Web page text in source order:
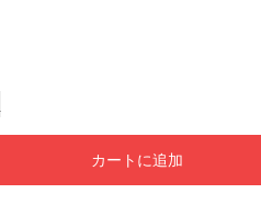
カートに追加